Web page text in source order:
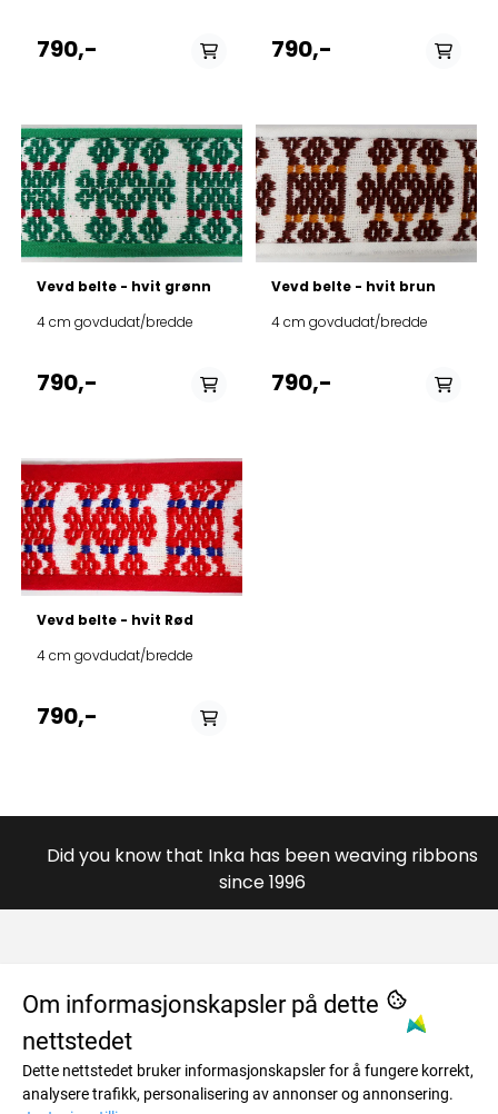
790,- 790,-
Vevd belte - hvit grønn
4 cm govdudat/bredde
790,-
Vevd belte - hvit brun
4 cm govdudat/bredde
790,-
Vevd belte - hvit Rød
4 cm govdudat/bredde
790,-
På lager i
70 cm, 80 cm, 90 cm,
100 cm, 110 cm, 120 cm
Did you know that Inka has been weaving ribbons
since 1996
OM OSS
984996446
Savkadasmadii 17
MENY
Om oss
Om informasjonskapsler på dette
nettstedet
Dette nettstedet bruker informasjonskapsler for å fungere korrekt,
analysere trafikk, personalisering av annonser og annonsering.